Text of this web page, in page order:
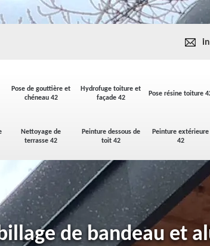
Pose de gouttière et
chéneau 42
Hydrofuge toiture et
façade 42
Pose résine toiture
Nettoyage de
terrasse 42
Peinture dessous de
toit 42
Peinture extérieure
42
de bandeau et